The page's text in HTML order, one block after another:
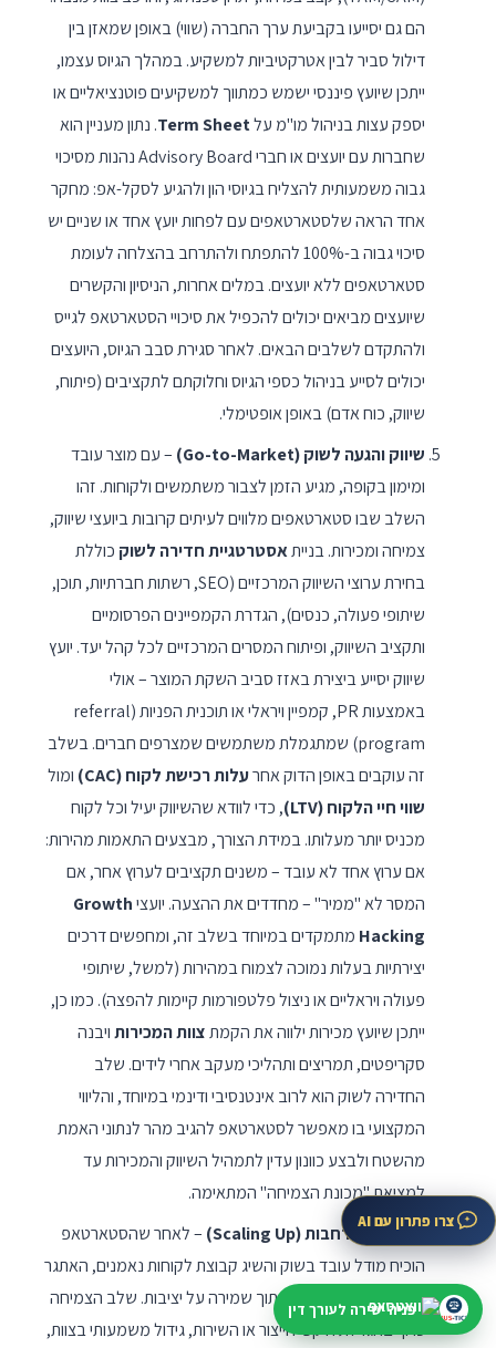
הם גם יסייעו בקביעת ערך החברה (שווי) באופן שמאזן בין
דילול סביר לבין אטרקטיביות למשקיע. במהלך הגיוס עצמו,
ייתכן שיועץ פיננסי ישמש כמתווך למשקיעים פוטנציאליים או
יספק עצות בניהול מו"מ עלTerm Sheet. נתון מעניין הוא
שחברות עם יועצים או חברי Advisory Board נהנות מסיכוי
גבוה משמעותית להצליח בגיוסי הון ולהגיע לסקל-אפ: מחקר
אחד הראה שלסטארטאפים עם לפחות יועץ אחד או שניים יש
סיכוי גבוה ב-100% להתפתח ולהתרחב בהצלחה לעומת
סטארטאפים ללא יועצים. במלים אחרות, הניסיון והקשרים
שיועצים מביאים יכולים להכפיל את סיכויי הסטארטאפ לגייס
ולהתקדם לשלבים הבאים. לאחר סגירת סבב הגיוס, היועצים
יכולים לסייע בניהול כספי הגיוס וחלוקתם לתקציבים (פיתוח,
שיווק, כוח אדם) באופן אופטימלי.
שיווק והגעה לשוק (Go-to-Market)
– עם מוצר עובד
ומימון בקופה, מגיע הזמן לצבור משתמשים ולקוחות. זהו
השלב שבו סטארטאפים מלווים לעיתים קרובות ביועצי שיווק,
צמיחה ומכירות. בנייתאסטרטגיית חדירה לשוק כוללת
בחירת ערוצי השיווק המרכזיים (SEO, רשתות חברתיות, תוכן,
שיתופי פעולה, כנסים), הגדרת הקמפיינים הפרסומיים
ותקציב השיווק, ופיתוח המסרים המרכזיים לכל קהל יעד. יועץ
שיווק יסייע ביצירת באזז סביב השקת המוצר – אולי
באמצעות PR, קמפיין ויראלי או תוכנית הפניות (referral
program) שמתגמלת משתמשים שמצרפים חברים. בשלב
זה עוקבים באופן הדוק אחרעלות רכישת לקוח (CAC)
ומול
שווי חיי הלקוח (LTV)
, כדי לוודא שהשיווק יעיל וכל לקוח
מכניס יותר מעלותו. במידת הצורך, מבצעים התאמות מהירות:
אם ערוץ אחד לא עובד – משנים תקציבים לערוץ אחר, אם
המסר לא "ממיר" – מחדדים את ההצעה. יועציGrowth
Hacking מתמקדים במיוחד בשלב זה, ומחפשים דרכים
יצירתיות בעלות נמוכה לצמוח במהירות (למשל, שיתופי
פעולה ויראליים או ניצול פלטפורמות קיימות להפצה). כמו כן,
ייתכן שיועץ מכירות ילווה את הקמתצוות המכירותויבנה
סקריפטים, תמריצים ותהליכי מעקב אחרי לידים. שלב
החדירה לשוק הוא לרוב אינטנסיבי ודינמי במיוחד, והליווי
המקצועי בו מאפשר לסטארטאפ להגיב מהר לנתוני האמת
מהשטח ולבצע כוונון עדין לתמהיל השיווק והמכירות עד
למציאת "מכונת הצמיחה" המתאימה.
צמיחה והתרחבות (Scaling Up)
– לאחר שהסטארטאפ
הוכיח מודל עובד בשוק והשיג קבוצת לקוחות נאמנים, האתגר
הבא הוא גדילה מואצת תוך שמירה על יציבות. שלב הצמיחה
כרוך בהגדלת היקפי הייצור או השירות, גידול משמעותי בצוות,
צרו פתרון עם AI
פניה ישירה לעורך דין